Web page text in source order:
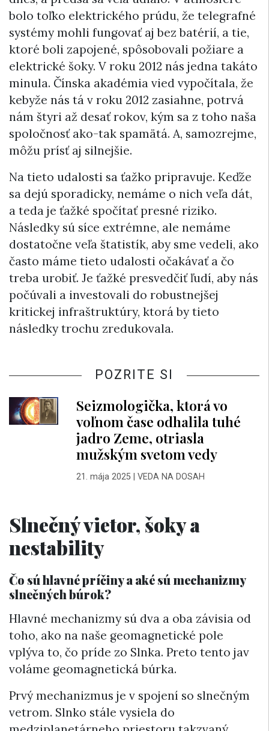
bolo toľko elektrického prúdu, že telegrafné
systémy mohli fungovať aj bez batérií, a tie,
ktoré boli zapojené, spôsobovali požiare a
elektrické šoky. V roku 2012 nás jedna takáto
minula. Čínska akadémia vied vypočítala, že
kebyže nás tá v roku 2012 zasiahne, potrvá
nám štyri až desať rokov, kým sa z toho naša
spoločnosť ako-tak spamätá. A, samozrejme,
môžu prísť aj silnejšie.
Na tieto udalosti sa ťažko pripravuje. Keďže
sa dejú sporadicky, nemáme o nich veľa dát,
a teda je ťažké spočítať presné riziko.
Následky sú síce extrémne, ale nemáme
dostatočne veľa štatistík, aby sme vedeli, ako
často máme tieto udalosti očakávať a čo
treba urobiť. Je ťažké presvedčiť ľudí, aby nás
počúvali a investovali do robustnejšej
kritickej infraštruktúry, ktorá by tieto
následky trochu zredukovala.
POZRITE SI
Seizmologička, ktorá vo
voľnom čase odhalila tuhé
jadro Zeme, otriasla
mužským svetom vedy
21. mája 2025| VEDA NA DOSAH
Slnečný vietor, šoky a
nestability
Čo sú hlavné príčiny a aké sú mechanizmy
slnečných búrok?
Hlavné mechanizmy sú dva a oba závisia od
toho, ako na naše geomagnetické pole
vplýva to, čo príde zo Slnka. Preto tento jav
voláme geomagnetická búrka.
Prvý mechanizmus je v spojení so slnečným
vetrom. Slnko stále vysiela do